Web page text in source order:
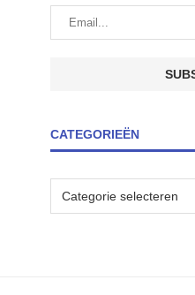
CATEGORIEËN